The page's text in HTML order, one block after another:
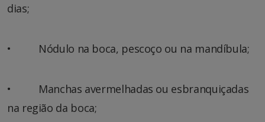
dias;
• Nódulo na boca, pescoço ou na mandíbula;
• Manchas avermelhadas ou esbranquiçadas
na região da boca;